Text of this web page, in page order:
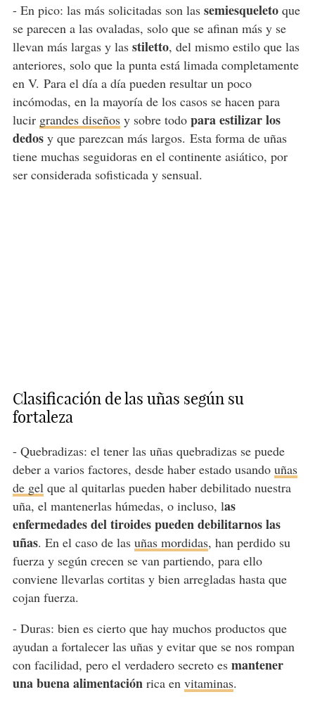
- En pico: las más solicitadas son las semiesqueletoque
se parecen a las ovaladas, solo que se afinan más y se
llevan más largas y las stiletto, del mismo estilo que las
anteriores, solo que la punta está limada completamente
en V. Para el día a día pueden resultar un poco
incómodas, en la mayoría de los casos se hacen para
lucir grandes diseñosy sobre todo para estilizar los
dedosy que parezcan más largos. Esta forma de uñas
tiene muchas seguidoras en el continente asiático, por
ser considerada sofisticada y sensual.
Clasificación de las uñas según su
fortaleza
- Quebradizas: el tener las uñas quebradizas se puede
deber a varios factores, desde haber estado usando uñas
de gelque al quitarlas pueden haber debilitado nuestra
uña, el mantenerlas húmedas, o incluso, las
enfermedades del tiroides pueden debilitarnos las
uñas. En el caso de las uñas mordidas, han perdido su
fuerza y según crecen se van partiendo, para ello
conviene llevarlas cortitas y bien arregladas hasta que
cojan fuerza.
- Duras: bien es cierto que hay muchos productos que
ayudan a fortalecer las uñas y evitar que se nos rompan
con facilidad, pero el verdadero secreto es mantener
una buena alimentaciónrica en vitaminas.